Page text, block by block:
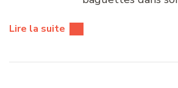
Lire la suite